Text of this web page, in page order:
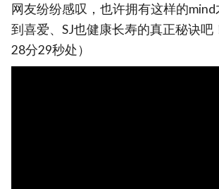
网友纷纷感叹，也许拥有这样的
到喜爱、SJ也健康长寿的真正秘诀吧
28分29秒处）